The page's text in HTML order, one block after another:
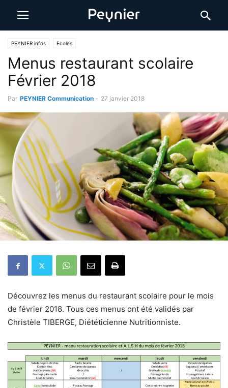
PEYNIER infos Ecoles
Menus restaurant scolaire
Février 2018
Par PEYNIER Communication - 27 janvier 2018
Découvrez les menus du restaurant scolaire pour le mois
de février 2018. Tous ces menus ont été validés par
Christèle TIBERGE, Diététicienne Nutritionniste.